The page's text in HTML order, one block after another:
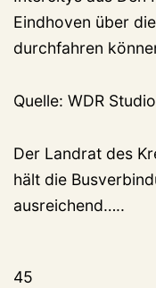
Eindhoven über
durchfahren
Quelle: WDR
Der Landrat des
hält die
ausreichend…..
45